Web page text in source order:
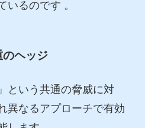
いるのです 。
ヘッジ
という共通の脅威に対
異なるアプローチで有効